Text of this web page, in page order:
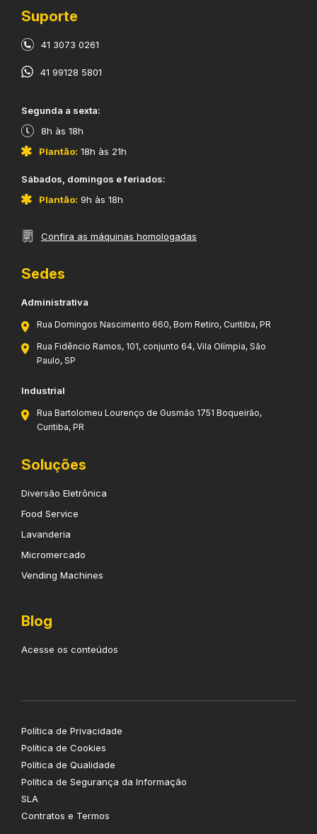
Suporte
41 3073 0261
41 99128 5801
​Segunda a sexta:
8h às 18h
Plantão: 18h às 21h
​Sábados, domingos e feriados:
Plantão: 9h às 18h
Confira as máquinas homologadas
Sedes
Administrativa
Rua Domingos Nascimento 660, Bom Retiro, Curitiba, PR
Rua Fidêncio Ramos, 101, conjunto 64, Vila Olímpia, São
Paulo, SP
Industrial
Rua Bartolomeu Lourenço de Gusmão 1751 Boqueirão,
Curitiba, PR
Soluções
Diversão Eletrônica
Food Service
Lavanderia
Micromercado
Vending Machines
Blog
Acesse os conteúdos
Política de Privacidade
Política de Cookies
Política de Qualidade
Política de Segurança da Informação
SLA
Contratos e Termos